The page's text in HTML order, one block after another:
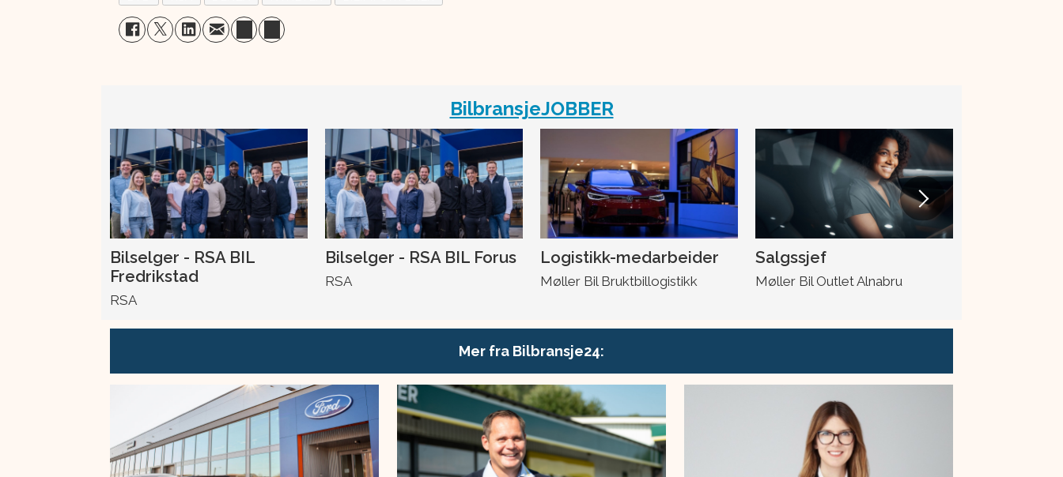
BilbransjeJOBBER
Bilselger - RSA BIL
Fredrikstad
RSA
Bilselger - RSA BIL Forus
RSA
Logistikk-medarbeider
Møller Bil Bruktbillogistikk
Salgssjef
Møller Bil Outlet Alnabru
Mer fra Bilbransje24: